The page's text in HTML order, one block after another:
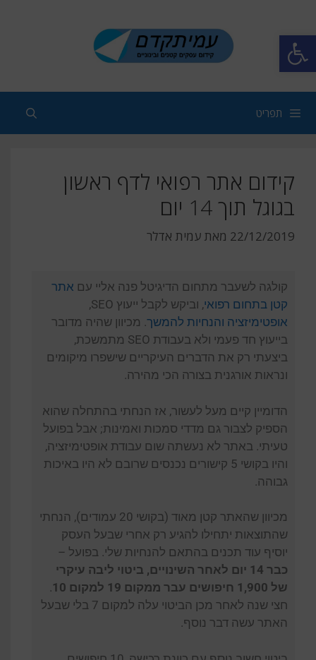
פתח סרגל נגישות
תפריט
קידום אתר רפואי לדף ראשון
בגוגל תוך 14 יום
22/12/2019 מאת עמית אדלר
קולגה לשעבר מתחום הדיגיטל פנה אליי עם אתר
קטן בתחום רפואי, וביקש לקבל ייעוץ SEO,
אופטימיזציה והנחיות להמשך. מכיוון שהיה מדובר
בייעוץ חד פעמי ולא בעבודת SEO מתמשכת,
ביצעתי רק את הדברים העיקריים שישפרו מיקומים
ונראות אורגנית בצורה הכי מהירה.
הדומיין קיים מעל לעשור, אז הנחתי בהתחלה שהוא
הספיק לצבור גם מדדי סמכות ואמינות; אבל בפועל
טעיתי. באתר לא נעשתה שום עבודת אופטימיזציה,
והיו בקושי 5 קישורים נכנסים שרובם לא היו באיכות
גבוהה.
מכיוון שהאתר קטן מאוד (בקושי 20 עמודים), הנחתי
שהתוצאות יתחילו להגיע רק אחרי שבעל העסק
יוסיף עוד תכנים בהתאם להנחיות שלי. בפועל –
כבר 14 יום לאחר השינויים, ביטוי ליבה עיקרי
של 1,900 חיפושים עבר ממקום 19 למקום 10
.
חצי שנה לאחר מכן הביטוי עלה למקום 7 בלי שבעל
האתר עשה דבר נוסף.